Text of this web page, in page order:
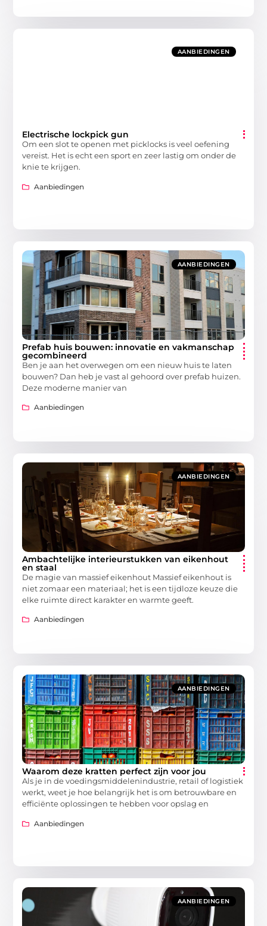
AANBIEDINGEN
Electrische lockpick gun
Om een slot te openen met picklocks is veel oefening
vereist. Het is echt een sport en zeer lastig om onder de
knie te krijgen.
Aanbiedingen
AANBIEDINGEN
Prefab huis bouwen: innovatie en vakmanschap
gecombineerd
Ben je aan het overwegen om een nieuw huis te laten
bouwen? Dan heb je vast al gehoord over prefab huizen.
Deze moderne manier van
Aanbiedingen
AANBIEDINGEN
Ambachtelijke interieurstukken van eikenhout
en staal
De magie van massief eikenhout Massief eikenhout is
niet zomaar een materiaal; het is een tijdloze keuze die
elke ruimte direct karakter en warmte geeft.
Aanbiedingen
AANBIEDINGEN
Waarom deze kratten perfect zijn voor jou
Als je in de voedingsmiddelenindustrie, retail of logistiek
werkt, weet je hoe belangrijk het is om betrouwbare en
efficiënte oplossingen te hebben voor opslag en
Aanbiedingen
AANBIEDINGEN